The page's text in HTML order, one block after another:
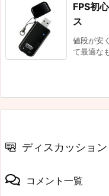
FPS初
ス
値段が安
て最適な
ディスカッション
コメント一覧